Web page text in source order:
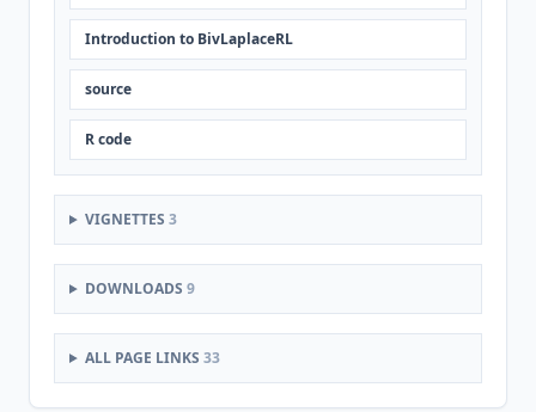
Introduction to BivLaplaceRL
source
R code
VIGNETTES 3
DOWNLOADS 9
ALL PAGE LINKS 33